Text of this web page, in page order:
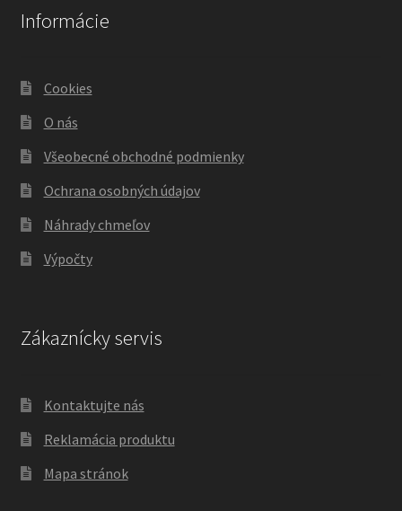
Informácie
Cookies
O nás
Všeobecné obchodné podmienky
Ochrana osobných údajov
Náhrady chmeľov
Výpočty
Zákaznícky servis
Kontaktujte nás
Reklamácia produktu
Mapa stránok